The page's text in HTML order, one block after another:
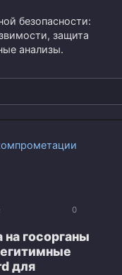
безопасности:
защита
анализы.
0
госорганы
для